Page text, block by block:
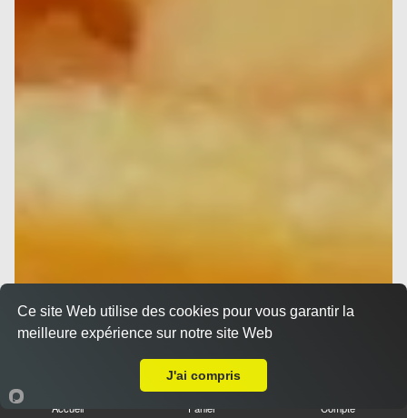
Accueil Panier Compte
Ce site Web utilise des cookies pour vous garantir la
meilleure expérience sur notre site Web
J'ai compris